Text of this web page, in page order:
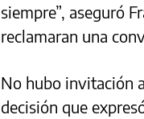
siempre”, aseguró
reclamaran una
No hubo invitación
decisión que